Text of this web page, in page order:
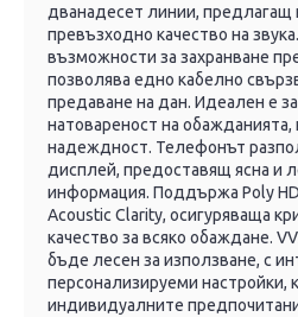
дванадесет линии, предлагащ
превъзходно качество на
възможности за захранване
позволява едно кабелно
предаване на дан. Идеален е
натовареност на обажданията,
надеждност. Телефонът
дисплей, предоставящ ясна и
информация. Поддържа Poly
Acoustic Clarity, осигуряваща
качество за всяко обаждане.
бъде лесен за използване, с
персонализируеми настройки,
индивидуалните